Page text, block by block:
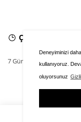
Deneyiminizi
kullanıyoruz.
oluyorsunuz
ÇALIŞMA SAATLERİ
7 Gün / 24 Saat